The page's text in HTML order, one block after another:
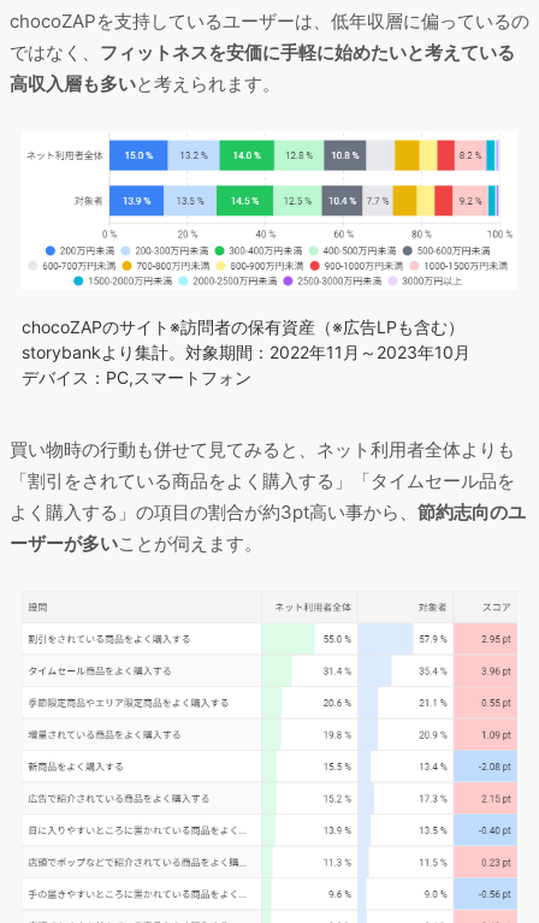
chocoZAPを支持しているユーザーは、低年収層に偏っているの
ではなく、 フィットネスを安価に手軽に始めたいと考えている
高収入層も多いと考えられます。
chocoZAPのサイト※訪問者の保有資産（※広告LPも含む）
storybankより集計。対象期間：2022年11月～2023年10月
デバイス：PC,スマートフォン
買い物時の行動も併せて見てみると、ネット利用者全体よりも
「割引をされている商品をよく購入する」「タイムセール品を
よく購入する」の項目の割合が約3pt高い事から、 節約志向のユ
ーザーが多いことが伺えます。